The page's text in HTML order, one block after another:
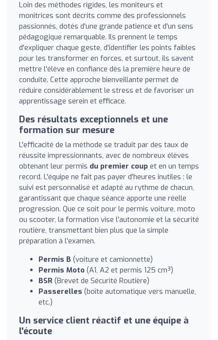
Loin des méthodes rigides, les moniteurs et
monitrices sont décrits comme des professionnels
passionnés, dotés d'une grande patience et d'un sens
pédagogique remarquable. Ils prennent le temps
d'expliquer chaque geste, d'identifier les points faibles
pour les transformer en forces, et surtout, ils savent
mettre l'élève en confiance dès la première heure de
conduite. Cette approche bienveillante permet de
réduire considérablement le stress et de favoriser un
apprentissage serein et efficace.
Des résultats exceptionnels et une
formation sur mesure
L'efficacité de la méthode se traduit par des taux de
réussite impressionnants, avec de nombreux élèves
obtenant leur permis du premier coup et en un temps
record. L'équipe ne fait pas payer d'heures inutiles : le
suivi est personnalisé et adapté au rythme de chacun,
garantissant que chaque séance apporte une réelle
progression. Que ce soit pour le permis voiture, moto
ou scooter, la formation vise l'autonomie et la sécurité
routière, transmettant bien plus que la simple
préparation à l'examen.
Permis B (voiture et camionnette)
Permis Moto (A1, A2 et permis 125 cm³)
BSR (Brevet de Sécurité Routière)
Passerelles (boîte automatique vers manuelle,
etc.)
Un service client réactif et une équipe à
l'écoute